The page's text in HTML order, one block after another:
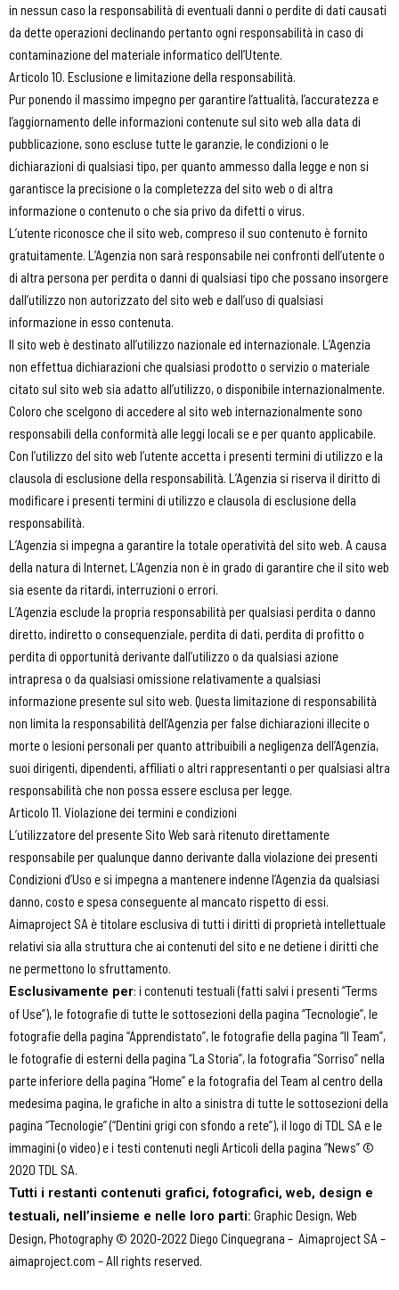
in nessun caso la responsabilità di eventuali danni o perdite di dati causati
da dette operazioni declinando pertanto ogni responsabilità in caso di
contaminazione del materiale informatico dell’Utente.
Articolo 10. Esclusione e limitazione della responsabilità.
Pur ponendo il massimo impegno per garantire l’attualità, l’accuratezza e
l’aggiornamento delle informazioni contenute sul sito web alla data di
pubblicazione, sono escluse tutte le garanzie, le condizioni o le
dichiarazioni di qualsiasi tipo, per quanto ammesso dalla legge e non si
garantisce la precisione o la completezza del sito web o di altra
informazione o contenuto o che sia privo da difetti o virus.
L’utente riconosce che il sito web, compreso il suo contenuto è fornito
gratuitamente. L’Agenzia non sarà responsabile nei confronti dell’utente o
di altra persona per perdita o danni di qualsiasi tipo che possano insorgere
dall’utilizzo non autorizzato del sito web e dall’uso di qualsiasi
informazione in esso contenuta.
Il sito web è destinato all’utilizzo nazionale ed internazionale. L’Agenzia
non effettua dichiarazioni che qualsiasi prodotto o servizio o materiale
citato sul sito web sia adatto all’utilizzo, o disponibile internazionalmente.
Coloro che scelgono di accedere al sito web internazionalmente sono
responsabili della conformità alle leggi locali se e per quanto applicabile.
Con l’utilizzo del sito web l’utente accetta i presenti termini di utilizzo e la
clausola di esclusione della responsabilità. L’Agenzia si riserva il diritto di
modificare i presenti termini di utilizzo e clausola di esclusione della
responsabilità.
L’Agenzia si impegna a garantire la totale operatività del sito web. A causa
della natura di Internet, L’Agenzia non è in grado di garantire che il sito web
sia esente da ritardi, interruzioni o errori.
L’Agenzia esclude la propria responsabilità per qualsiasi perdita o danno
diretto, indiretto o consequenziale, perdita di dati, perdita di profitto o
perdita di opportunità derivante dall’utilizzo o da qualsiasi azione
intrapresa o da qualsiasi omissione relativamente a qualsiasi
informazione presente sul sito web. Questa limitazione di responsabilità
non limita la responsabilità dell’Agenzia per false dichiarazioni illecite o
morte o lesioni personali per quanto attribuibili a negligenza dell’Agenzia,
suoi dirigenti, dipendenti, affiliati o altri rappresentanti o per qualsiasi altra
responsabilità che non possa essere esclusa per legge.
Articolo 11. Violazione dei termini e condizioni
L’utilizzatore del presente Sito Web sarà ritenuto direttamente
responsabile per qualunque danno derivante dalla violazione dei presenti
Condizioni d’Uso e si impegna a mantenere indenne l’Agenzia da qualsiasi
danno, costo e spesa conseguente al mancato rispetto di essi.
Aimaproject SA è titolare esclusiva di tutti i diritti di proprietà intellettuale
relativi sia alla struttura che ai contenuti del sito e ne detiene i diritti che
ne permettono lo sfruttamento.
Esclusivamente per: i contenuti testuali (fatti salvi i presenti “Terms
of Use”), le fotografie di tutte le sottosezioni della pagina “Tecnologie”, le
fotografie della pagina “Apprendistato”, le fotografie della pagina “Il Team”,
le fotografie di esterni della pagina “La Storia”, la fotografia “Sorriso” nella
parte inferiore della pagina “Home” e la fotografia del Team al centro della
medesima pagina, le grafiche in alto a sinistra di tutte le sottosezioni della
pagina “Tecnologie” (“Dentini grigi con sfondo a rete”), il logo di TDL SA e le
immagini (o video) e i testi contenuti negli Articoli della pagina “News” ©
2020 TDL SA.
Tutti i restanti contenuti grafici, fotografici, web, design e
testuali, nell’insieme e nelle loro parti: Graphic Design, Web
Design, Photography © 2020-2022 Diego Cinquegrana – Aimaproject SA –
aimaproject.com – All rights reserved.